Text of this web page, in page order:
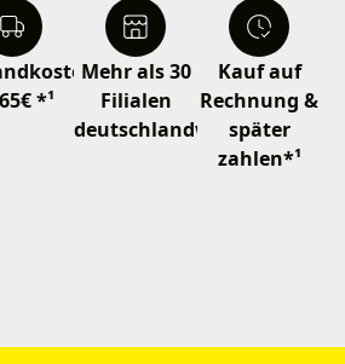
*¹
Mehr als 30
Filialen
deutschlandweit
Kauf auf
Rechnung &
später
zahlen*¹